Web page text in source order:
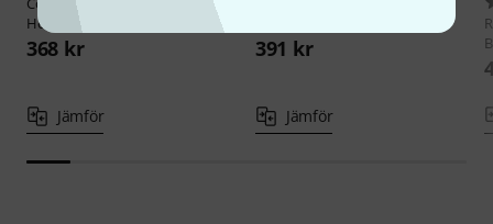
Head
368 kr
Jämför
391 kr
Jämför